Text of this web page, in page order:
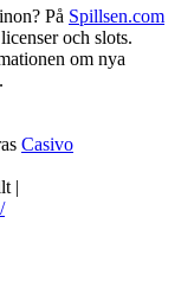
På Spillsen.com
och slots.
om nya
Casivo
|